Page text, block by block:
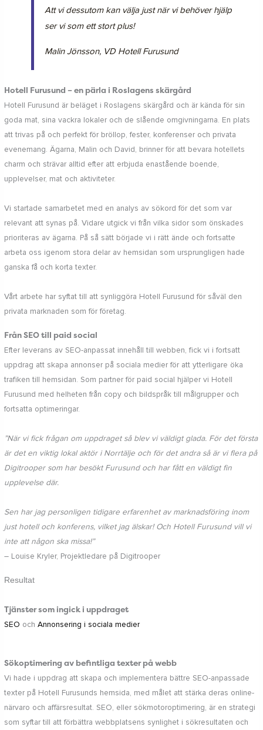
Att vi dessutom kan välja justnär vi behöver hjälp
ser vi som ett stort plus!
Malin Jönsson, VD Hotell Furusund
Hotell Furusund – en pärla i Roslagens skärgård
Hotell Furusund är beläget i Roslagens skärgård och är kända för sin
goda mat, sina vackra lokaler och de slående omgivningarna. En plats
att trivas på och perfekt för bröllop, fester, konferenser och privata
evenemang. Ägarna, Malin och David, brinner för att bevara hotellets
charm och strävar alltid efter att erbjuda enastående boende,
upplevelser, mat och aktiviteter.
Vi startade samarbetet med en analys av sökord för det som var
relevant att synas på. Vidare utgick vi från vilka sidor som önskades
prioriteras av ägarna. På så sätt började vi i rätt ände och fortsatte
arbeta oss igenom stora delar av hemsidan som ursprungligen hade
ganska få och korta texter.
Vårt arbete har syftat till att synliggöra Hotell Furusund för såväl den
privata marknaden som för företag.
Från SEO till paid social
Efter leverans av SEO-anpassat innehåll till webben, fick vi i fortsatt
uppdrag att skapa annonser på sociala medier för att ytterligare öka
trafiken till hemsidan. Som partner för paid social hjälper vi Hotell
Furusund med helheten från copy och bildspråk till målgrupper och
fortsatta optimeringar.
”När vi fick frågan om uppdraget så blev vi väldigt glada. För det första
är det en viktig lokal aktör i Norrtälje och för det andra så är vi flera på
Digitrooper som har besökt Furusund och har fått en väldigt fin
upplevelse där.
Sen har jag personligen tidigare erfarenhet av marknadsföring inom
just hotell och konferens, vilket jag älskar! Och Hotell Furusund vill vi
inte att någon ska missa!”
– Louise Kryler, Projektledare på Digitrooper
Resultat
Tjänster som ingick i uppdraget
SEO ochAnnonsering i sociala medier
Sökoptimering av befintliga texter på webb
Vi hade i uppdrag att skapa och implementera bättre SEO-anpassade
texter på Hotell Furusunds hemsida, med målet att stärka deras online-
närvaro och affärsresultat. SEO, eller sökmotoroptimering, är en strategi
som syftar till att förbättra webbplatsens synlighet i sökresultaten och